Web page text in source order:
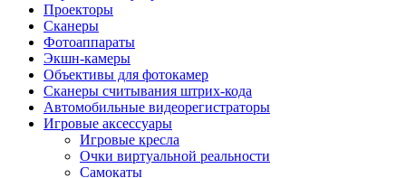
Проекторы
Сканеры
Фотоаппараты
Экшн-камеры
Объективы для фотокамер
Сканеры считывания штрих-кода
Автомобильные видеорегистраторы
Игровые аксессуары
Игровые кресла
Очки виртуальной реальности
Самокаты